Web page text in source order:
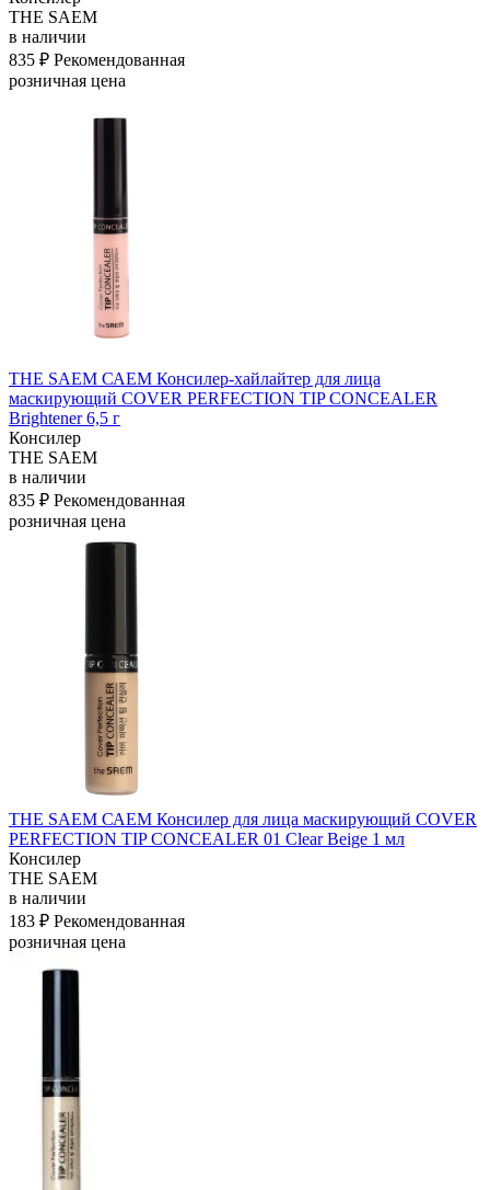
THE SAEM
в наличии
835 ₽ Рекомендованная
розничная цена
THE SAEM САЕМ Консилер-хайлайтер для лица
маскирующий COVER PERFECTION TIP CONCEALER
Brightener 6,5 г
Консилер
THE SAEM
в наличии
835 ₽ Рекомендованная
розничная цена
THE SAEM САЕМ Консилер для лица маскирующий COVER
PERFECTION TIP CONCEALER 01 Clear Beige 1 мл
Консилер
THE SAEM
в наличии
183 ₽ Рекомендованная
розничная цена